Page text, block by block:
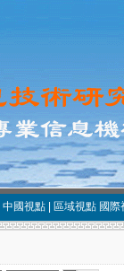
中國視點 區域視點 國際